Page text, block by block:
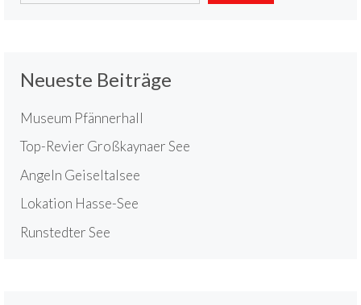
Neueste Beiträge
Museum Pfännerhall
Top-Revier Großkaynaer See
Angeln Geiseltalsee
Lokation Hasse-See
Runstedter See